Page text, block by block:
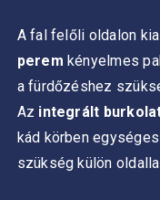
A fal felőli oldalon
perem kényelmes
a fürdőzéshez
Az integrált
kád körben
szükség külön